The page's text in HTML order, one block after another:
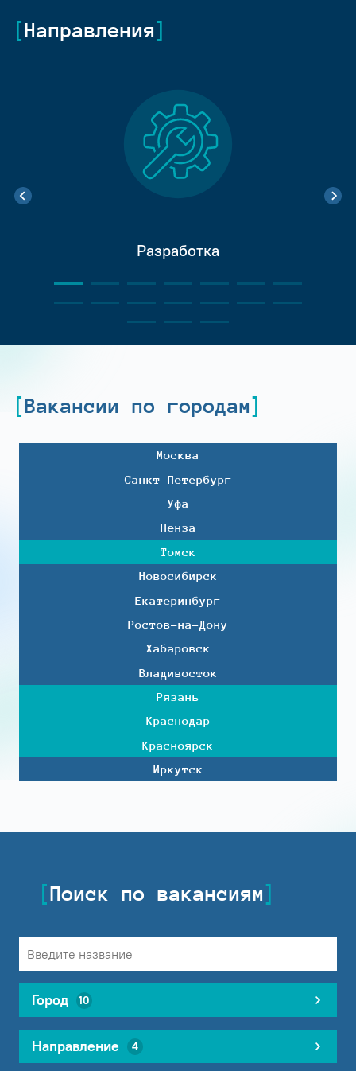
Направления
Разработка
Вакансии по городам
Москва
Санкт-Петербург
Уфа
Пенза
Томск
Новосибирск
Екатеринбург
Ростов-на-Дону
Хабаровск
Владивосток
Рязань
Краснодар
Красноярск
Иркутск
Поиск по вакансиям
Город 10
Направление 4